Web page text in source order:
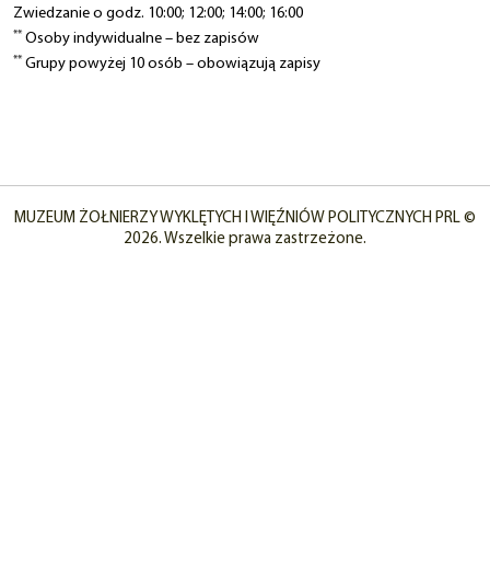
Zwiedzanie o godz. 10:00; 12:00; 14:00; 16:00
** Osoby indywidualne – bez zapisów
** Grupy powyżej 10 osób – obowiązują zapisy
MUZEUM ŻOŁNIERZY WYKLĘTYCH I WIĘŹNIÓW POLITYCZNYCH PRL ©
2026. Wszelkie prawa zastrzeżone.